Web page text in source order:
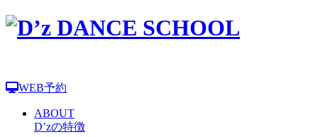
WEB予約
ABOUT
D’zの特徴